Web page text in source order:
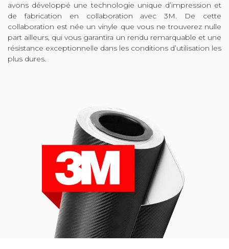
avons développé une technologie unique d’impression et
de fabrication en collaboration avec 3M. De cette
collaboration est née un vinyle que vous ne trouverez nulle
part ailleurs, qui vous garantira un rendu remarquable et une
résistance exceptionnelle dans les conditions d’utilisation les
plus dures.